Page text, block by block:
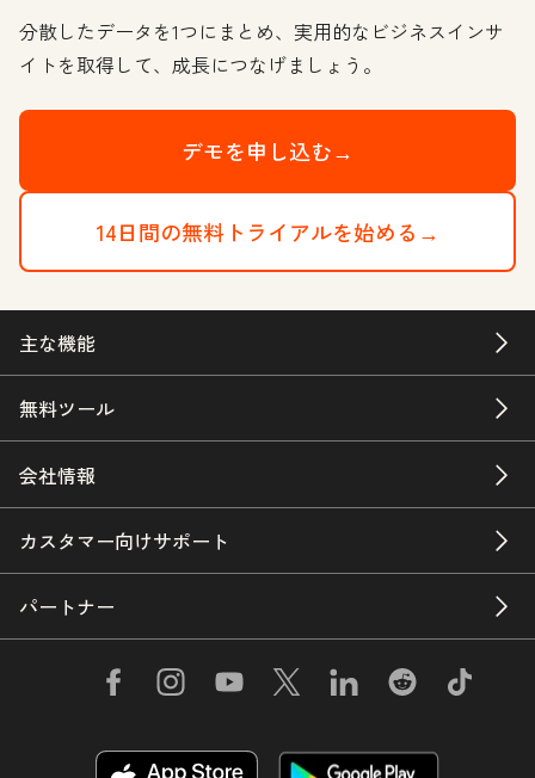
分散したデータを1つにまとめ、実用的なビジネスインサ
イトを取得して、成長につなげましょう。
デモを申し込む→
14日間の無料トライアルを始める→
主な機能
無料ツール
会社情報
カスタマー向けサポート
パートナー